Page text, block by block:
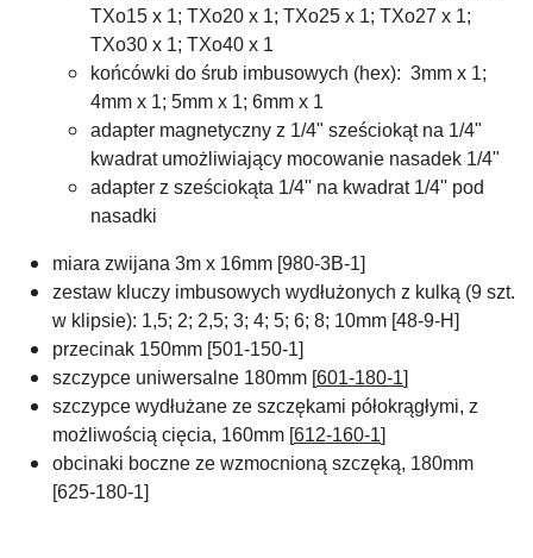
TXo15 x 1; TXo20 x 1; TXo25 x 1; TXo27 x 1;
TXo30 x 1; TXo40 x 1
końcówki do śrub imbusowych (hex): 3mm x 1;
4mm x 1; 5mm x 1; 6mm x 1
adapter magnetyczny z 1/4" sześciokąt na 1/4"
kwadrat umożliwiający mocowanie nasadek 1/4"
adapter z sześciokąta 1/4'' na kwadrat 1/4'' pod
nasadki
miara zwijana 3m x 16mm [980-3B-1]
zestaw kluczy imbusowych wydłużonych z kulką (9 szt.
w klipsie): 1,5; 2; 2,5; 3; 4; 5; 6; 8; 10mm [48-9-H]
przecinak 150mm [501-150-1]
szczypce uniwersalne 180mm [601-180-1]
szczypce wydłużane ze szczękami półokrągłymi, z
możliwością cięcia, 160mm [612-160-1]
obcinaki boczne ze wzmocnioną szczęką, 180mm
[625-180-1]